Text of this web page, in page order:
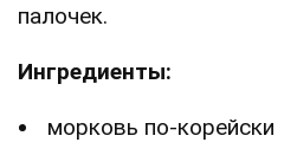
палочек.
Ингредиенты:
морковь по-корейски